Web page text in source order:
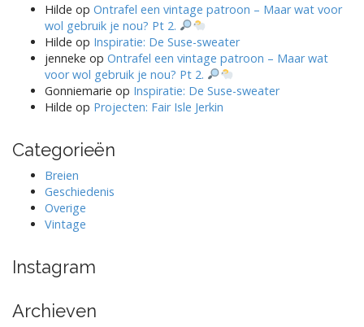
Hilde op Ontrafel een vintage patroon – Maar wat voor
wol gebruik je nou? Pt 2.
Hilde op Inspiratie: De Suse-sweater
jenneke op Ontrafel een vintage patroon – Maar wat
voor wol gebruik je nou? Pt 2.
Gonniemarie op Inspiratie: De Suse-sweater
Hilde op Projecten: Fair Isle Jerkin
Categorieën
Breien
Geschiedenis
Overige
Vintage
Instagram
Archieven